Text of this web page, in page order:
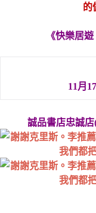
的
《快樂居
11月
誠品書店忠誠店